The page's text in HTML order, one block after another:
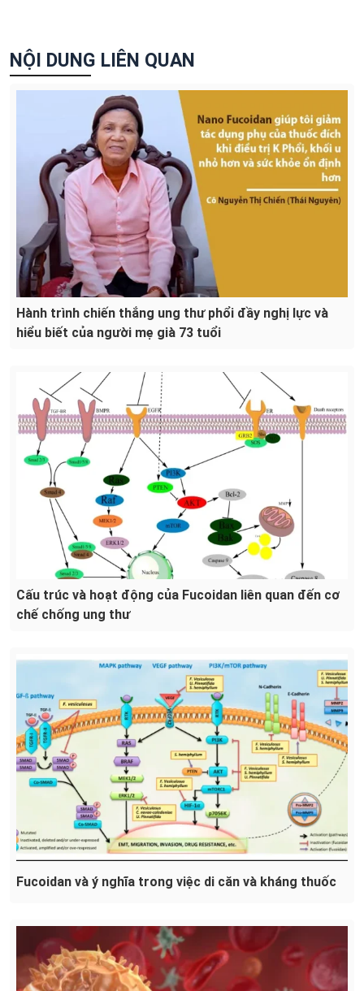
NỘI DUNG LIÊN QUAN
Hành trình chiến thắng ung thư phổi đầy nghị lực và
hiểu biết của người mẹ già 73 tuổi
Cấu trúc và hoạt động của Fucoidan liên quan đến cơ
chế chống ung thư
Fucoidan và ý nghĩa trong việc di căn và kháng thuốc